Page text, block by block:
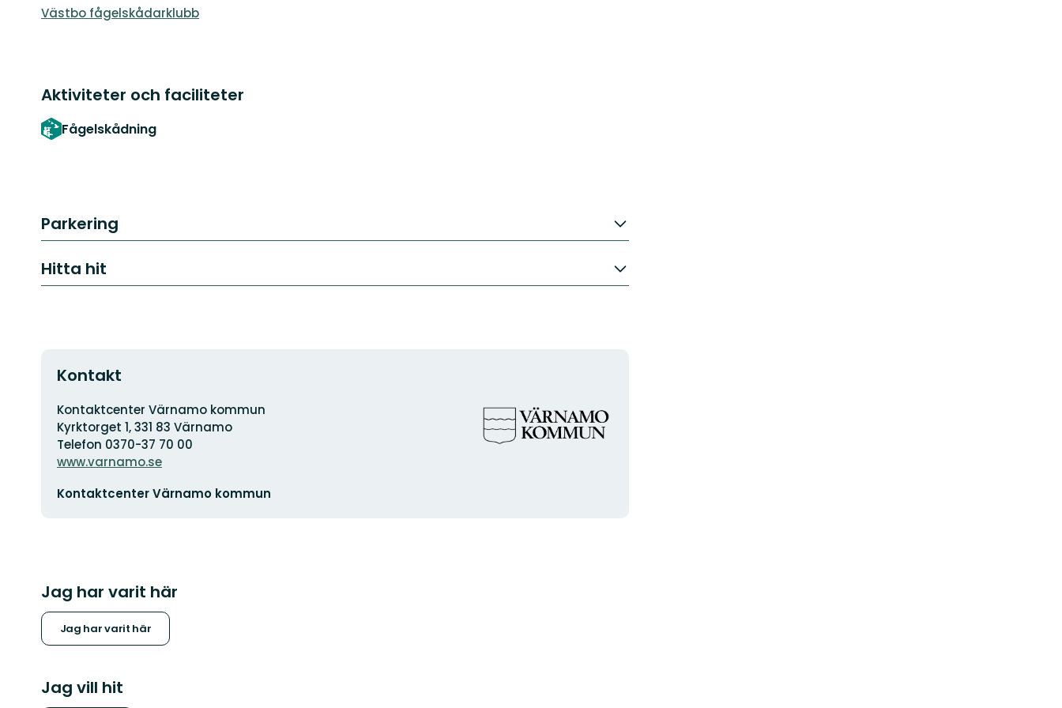
Västbo fågelskådarklubb
Aktiviteter och faciliteter
Fågelskådning
Parkering
Hitta hit
Kontakt
Adress
Kontaktcenter Värnamo kommun
Kyrktorget 1, 331 83 Värnamo
Telefon 0370-37 70 00
www.varnamo.se
postadress
Kontaktcenter Värnamo kommun
Organisationens
logotyp
Jag har varit här
Jag har varit här
Jag vill hit